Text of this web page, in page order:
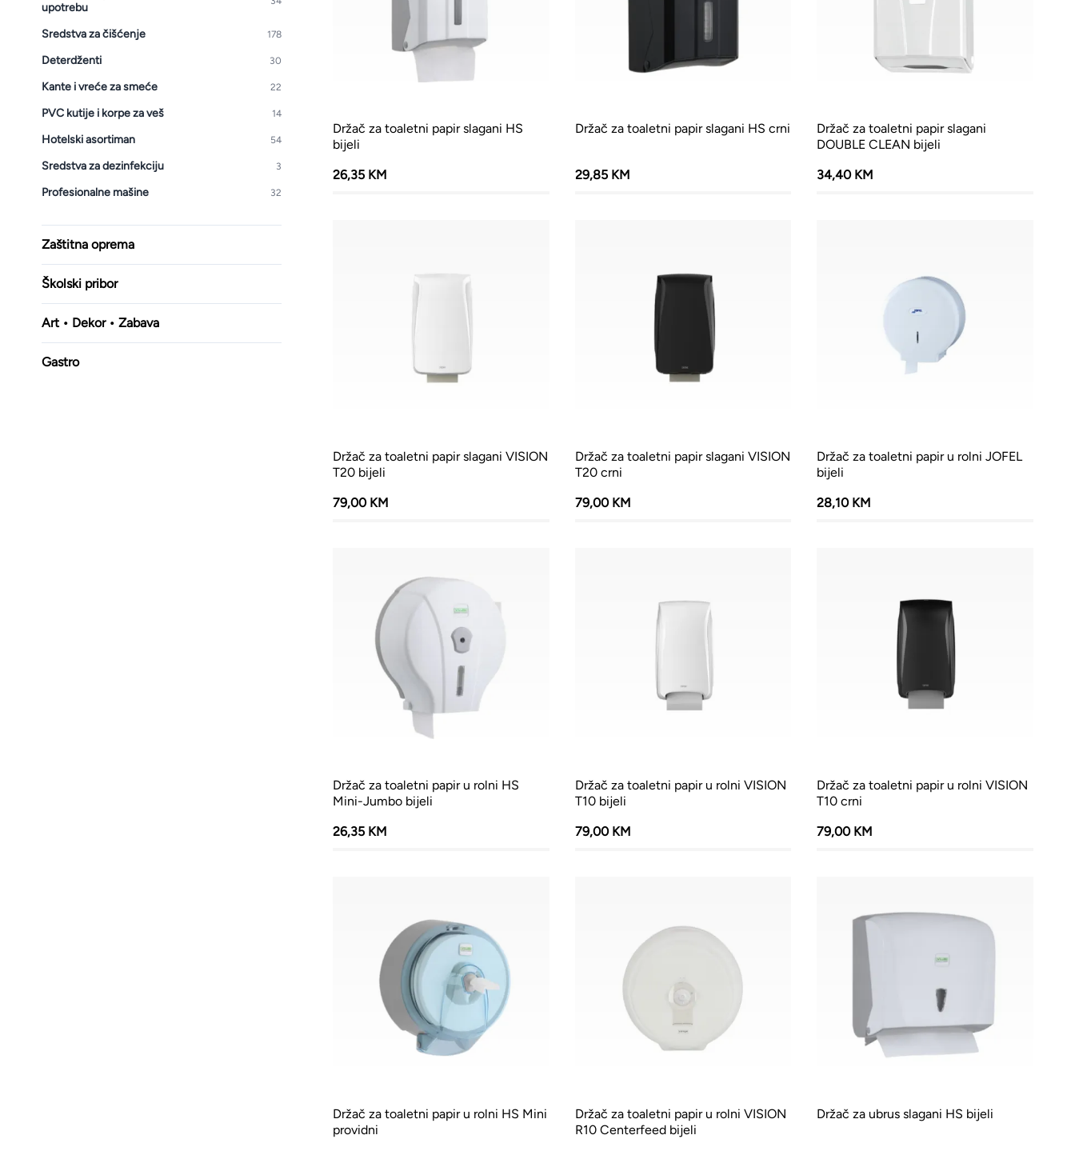
PVC kutije i korpe za veš
Sredstva za dezinfekciju
upotrebu
Sredstva za čišćenje 178
Deterdženti 30
Kante i vreće za smeće 22
PVC kutije i korpe za veš 14
Hotelski asortiman 54
Sredstva za dezinfekciju 3
Profesionalne mašine 32
Zaštitna oprema
Školski pribor
Art • Dekor • Zabava
Gastro
Držač za toaletni papir slagani HS
bijeli
26,35 KM
Držač za toaletni papir slagani HS crni
29,85 KM
Držač za toaletni papir slagani
DOUBLE CLEAN bijeli
34,40 KM
Držač za toaletni papir slagani VISION
T20 bijeli
79,00 KM
Držač za toaletni papir slagani VISION
T20 crni
79,00 KM
Držač za toaletni papir u rolni JOFEL
bijeli
28,10 KM
Držač za toaletni papir u rolni HS
Mini-Jumbo bijeli
26,35 KM
Držač za toaletni papir u rolni VISION
T10 bijeli
79,00 KM
Držač za toaletni papir u rolni VISION
T10 crni
79,00 KM
Držač za toaletni papir u rolni HS Mini
providni
Držač za toaletni papir u rolni VISION
R10 Centerfeed bijeli
Držač za ubrus slagani HS bijeli